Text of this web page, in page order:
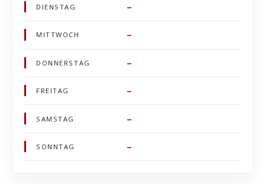
DIENSTAG –
MITTWOCH –
DONNERSTAG –
FREITAG –
SAMSTAG –
SONNTAG –